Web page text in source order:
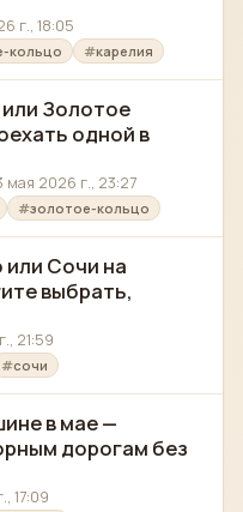
г., 18:05
кольцо карелия
или Золотое
одной в
мая 2026 г., 23:27
золотое-кольцо
Сочи на
выбрать,
21:59
сочи
в мае —
дорогам без
17:09